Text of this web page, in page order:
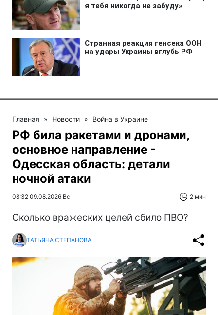
Главная » Новости » Война в Украине
РФ била ракетами и дронами,
основное направление -
Одесская область: детали
ночной атаки
08:32 09.08.2026 Вс 2 мин
Сколько вражеских целей сбило ПВО?
ТАТЬЯНА СТЕПАНОВА